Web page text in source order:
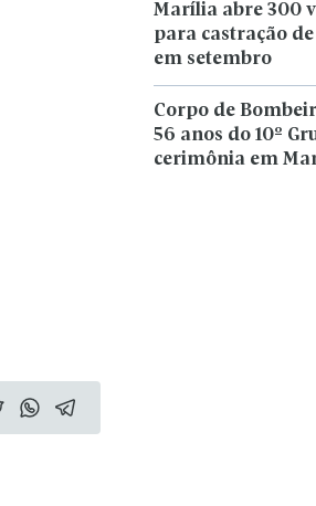
Marília abre 300
para castração de
em setembro
Corpo de
56 anos do 10º
cerimônia em